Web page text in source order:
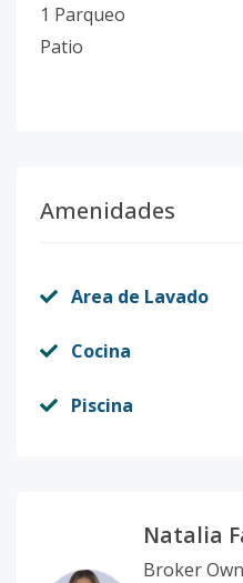
1 Parqueo
Patio
Amenidades
Area de Lavado
Cocina
Piscina
Natalia
Broker